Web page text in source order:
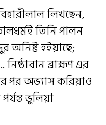
লিখছেন,
তিনি পালন
অনিষ্ট হইয়াছে;
ব্রাহ্মণ এর
পর অভ্যাস করিয়াও
ভুলিয়া